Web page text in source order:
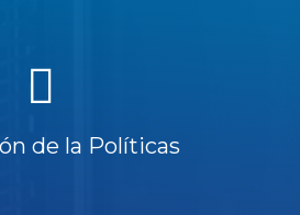
de la Políticas